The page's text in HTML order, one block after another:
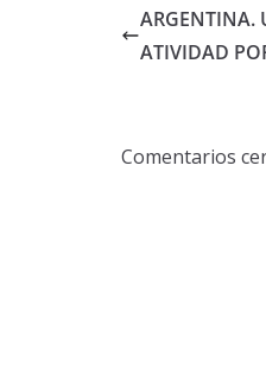
ARGENTINA.
ATIVIDAD
Comentarios